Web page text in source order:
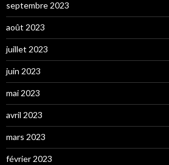
septembre 2023
août 2023
juillet 2023
juin 2023
mai 2023
avril 2023
mars 2023
février 2023